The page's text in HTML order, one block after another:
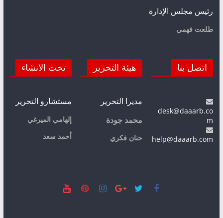
رئيس مجلس الإدارة
طلعت فهمي
اتصل بنا
desk@daaarb.co
m
help@daaarb.com
هيئة التحرير
مديرا التحرير
محمد جودة
حنان فكري
تحت الانشاء
مستشارو التحرير
إلهامي الميرغي
أحمد سعد